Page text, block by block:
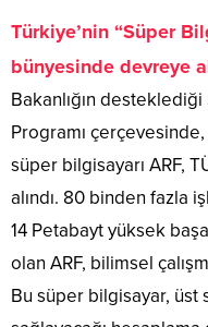
Türkiye’nin “Süper
bünyesinde devreye
Bakanlığın desteklediği
Programı
süper bilgisayarı ARF,
alındı. 80 binden fazla
14 Petabayt yüksek
olan ARF, bilimsel
Bu süper bilgisayar, üst